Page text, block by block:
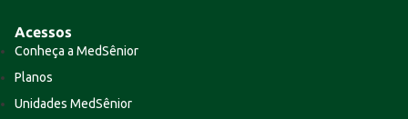
Acessos
Conheça a MedSênior
Planos
Unidades MedSênior